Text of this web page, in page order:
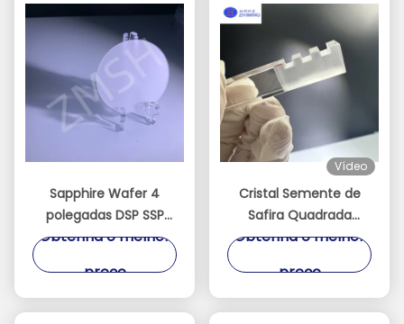
Sapphire Wafer 4
polegadas DSP SSP
0001 C Plano Aceitar
Obtenha o melhor
preço
Vídeo
Cristal Semente de
Safira Quadrada
Orientado com
Cristal
Obtenha o melhor
preço